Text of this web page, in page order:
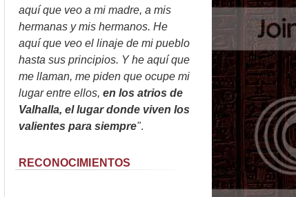
aquí que veo a mi madre, a mis
hermanas y mis hermanos. He
aquí que veo el linaje de mi pueblo
hasta sus principios. Y he aquí que
me llaman, me piden que ocupe mi
lugar entre ellos, en los atrios de
Valhalla, el lugar donde viven los
valientes para siempre".
RECONOCIMIENTOS